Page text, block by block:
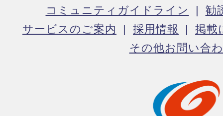
コミュニティガイドライン
勧
サービスのご案内
採用情報
掲載
その他お問い合